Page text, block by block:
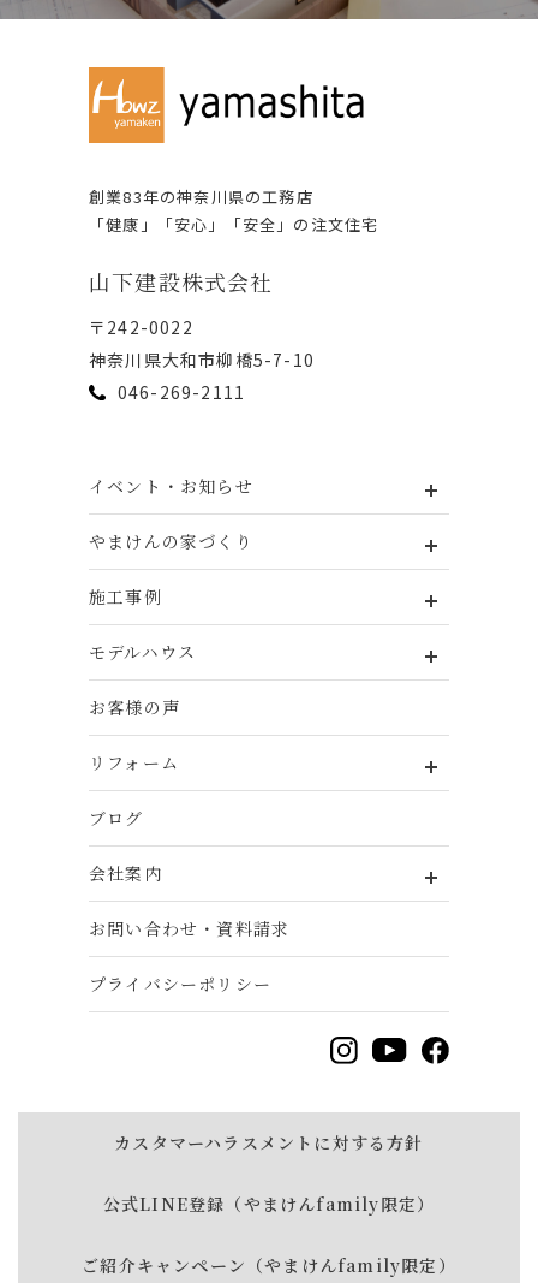
創業83年の神奈川県の⼯務店
「健康」「安⼼」「安全」の注⽂住宅
⼭下建設株式会社
〒242-0022
神奈川県⼤和市柳橋5-7-10
046-269-2111
イベント・お知らせ
やまけんの家づくり
施工事例
モデルハウス
お客様の声
リフォーム
ブログ
会社案内
お問い合わせ・資料請求
プライバシーポリシー
カスタマーハラスメントに対する方針
公式LINE登録（やまけんfamily限定）
ご紹介キャンペーン（やまけんfamily限定）